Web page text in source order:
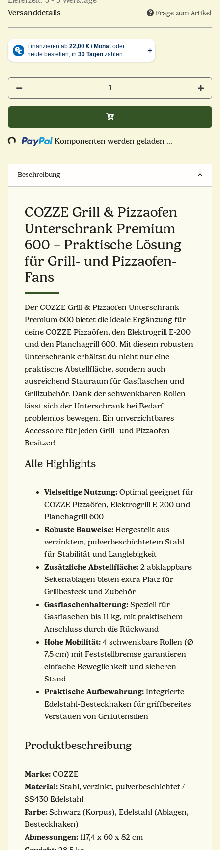
Versanddetails
Frage zum Artikel
Loading... Komponenten werden geladen ...
Beschreibung
COZZE Grill & Pizzaofen
Unterschrank Premium
600 – Praktische Lösung
für Grill- und Pizzaofen-
Fans
Der COZZE Grill & Pizzaofen Unterschrank
Premium 600 bietet die ideale Ergänzung für
deine COZZE Pizzaöfen, den Elektrogrill E-200
und den Planchagrill 600. Mit diesem robusten
Unterschrank erhältst du nicht nur eine
praktische Abstellfläche, sondern auch
ausreichend Stauraum für Gasflaschen und
Grillzubehör. Dank der schwenkbaren Rollen
lässt sich der Unterschrank bei Bedarf
problemlos bewegen. Ein unverzichtbares
Accessoire für jeden Grill- und Pizzaofen-
Besitzer!
Alle Highlights
Vielseitige Nutzung: Optimal geeignet für
COZZE Pizzaöfen, Elektrogrill E-200 und
Planchagrill 600
Robuste Bauweise: Hergestellt aus
verzinktem, pulverbeschichtetem Stahl
für Stabilität und Langlebigkeit
Zusätzliche Abstellfläche: 2 abklappbare
Seitenablagen bieten extra Platz für
Grillbesteck und Zubehör
Gasflaschenhalterung: Speziell für
Gasflaschen bis 11 kg, mit praktischem
Anschluss durch die Rückwand
Hohe Mobilität: 4 schwenkbare Rollen (Ø
7,5 cm) mit Feststellbremse garantieren
einfache Beweglichkeit und sicheren
Stand
Praktische Aufbewahrung: Integrierte
Edelstahl-Besteckhaken für griffbereites
Verstauen von Grillutensilien
Produktbeschreibung
Marke: COZZE
Material: Stahl, verzinkt, pulverbeschichtet /
SS430 Edelstahl
Farbe: Schwarz (Korpus), Edelstahl (Ablagen,
Besteckhaken)
Abmessungen: 117,4 x 60 x 82 cm